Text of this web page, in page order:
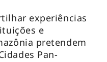
experiências
e
pretendem
Pan-